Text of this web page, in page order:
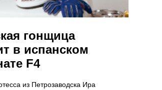
гонщица
в испанском
F4
из Петрозаводска Ира